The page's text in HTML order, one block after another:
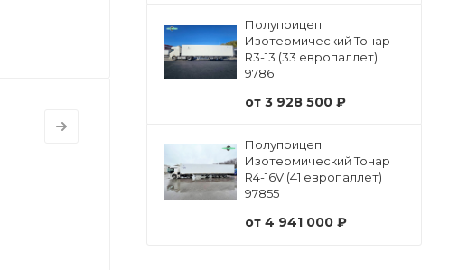
Полуприцеп
Изотермический Тонар
R3-13 (33 европаллет)
97861
от 3 928 500 ₽
Полуприцеп
Изотермический Тонар
R4-16V (41 европаллет)
97855
от 4 941 000 ₽